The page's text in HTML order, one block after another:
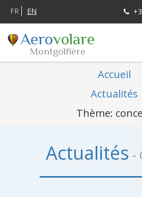
FR EN
Aerovolare
Montgolfière
Accueil
Actualités
Thème:
Actualités -